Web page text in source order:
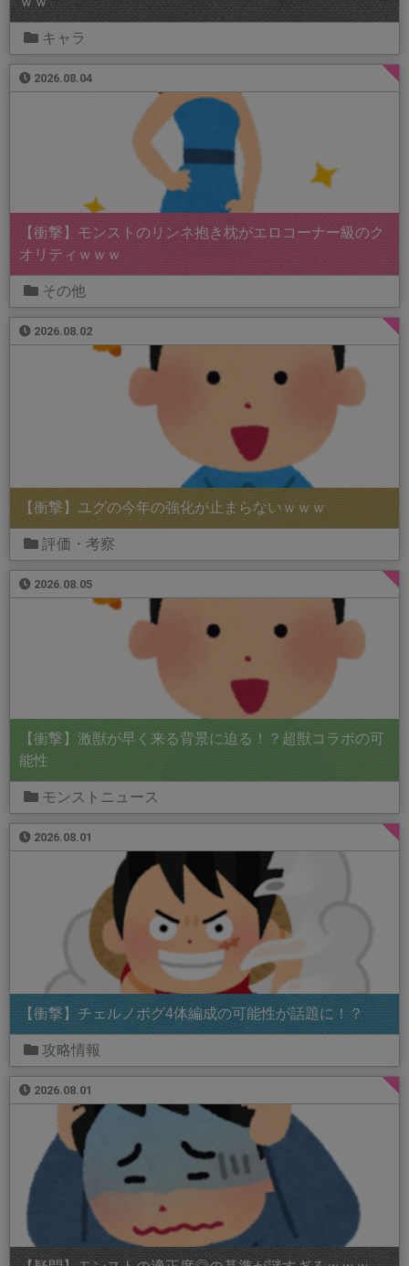
キャラ
2026.08.04
【衝撃】モンストのリンネ抱き枕がエロコーナー級のク
オリティｗｗｗ
その他
2026.08.02
【衝撃】ユグの今年の強化が止まらないｗｗｗ
評価・考察
2026.08.05
【衝撃】激獣が早く来る背景に迫る！？超獣コラボの可
能性
モンストニュース
2026.08.01
【衝撃】チェルノボグ4体編成の可能性が話題に！？
攻略情報
2026.08.01